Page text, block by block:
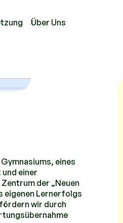
Über Uns
eines
einer
der „Neuen
eigenen Lernerfolgs
wir durch